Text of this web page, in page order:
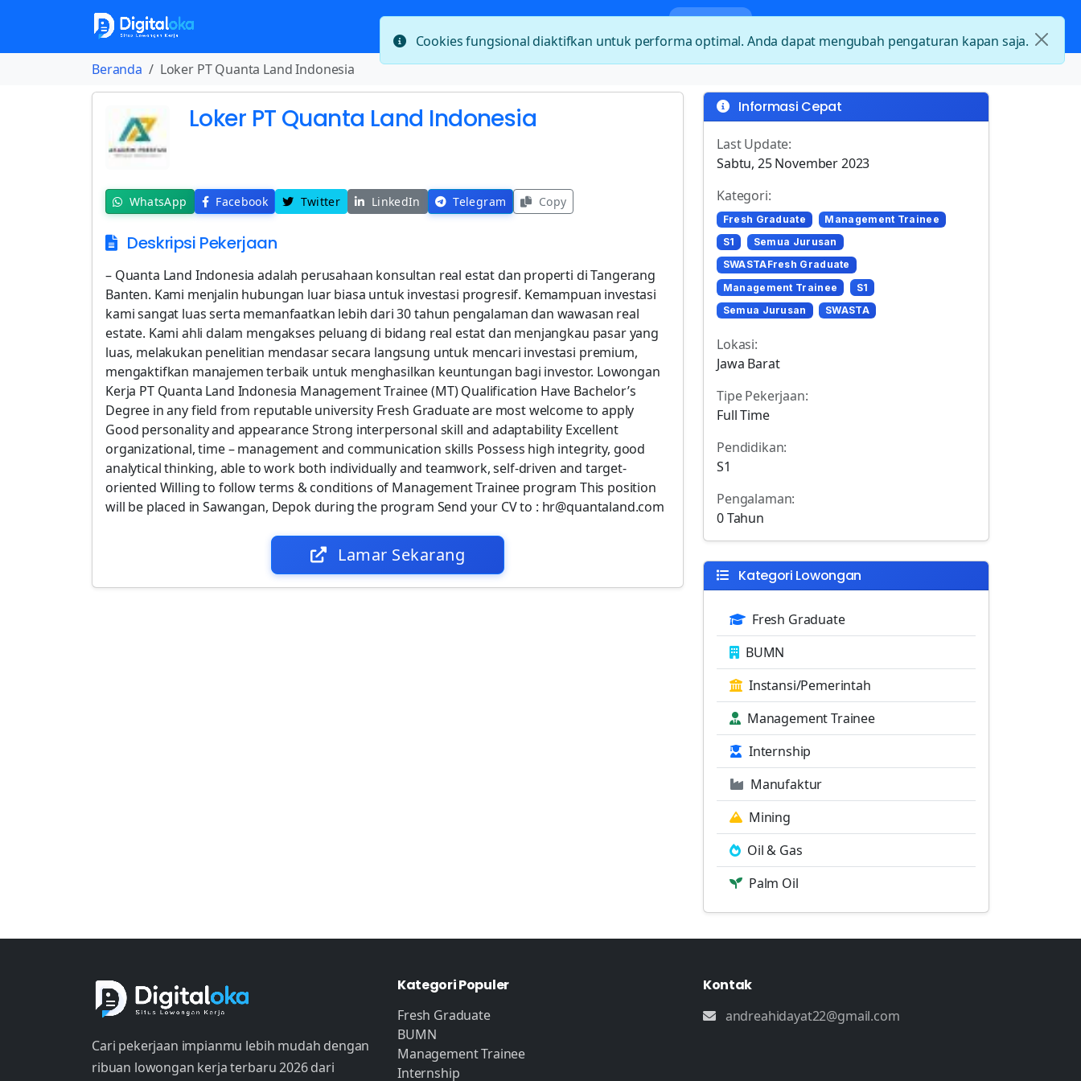
Beranda Loker PT Quanta Land Indonesia
Loker PT Quanta Land Indonesia
WhatsApp Facebook Twitter LinkedIn Telegram Copy
Deskripsi Pekerjaan
– Quanta Land Indonesia adalah perusahaan konsultan real estat dan properti di Tangerang
Banten. Kami menjalin hubungan luar biasa untuk investasi progresif. Kemampuan investasi
kami sangat luas serta memanfaatkan lebih dari 30 tahun pengalaman dan wawasan real
estate. Kami ahli dalam mengakses peluang di bidang real estat dan menjangkau pasar yang
luas, melakukan penelitian mendasar secara langsung untuk mencari investasi premium,
mengaktifkan manajemen terbaik untuk menghasilkan keuntungan bagi investor. Lowongan
Kerja PT Quanta Land Indonesia Management Trainee (MT) Qualification Have Bachelor’s
Degree in any field from reputable university Fresh Graduate are most welcome to apply
Good personality and appearance Strong interpersonal skill and adaptability Excellent
organizational, time – management and communication skills Possess high integrity, good
analytical thinking, able to work both individually and teamwork, self-driven and target-
oriented Willing to follow terms & conditions of Management Trainee program This position
will be placed in Sawangan, Depok during the program Send your CV to : hr@quantaland.com
Lamar Sekarang
Informasi Cepat
Last Update:
Sabtu, 25 November 2023
Kategori:
Fresh Graduate
Management Trainee
S1
Semua Jurusan
SWASTAFresh Graduate
Management Trainee
S1
Semua Jurusan
SWASTA
Lokasi:
Jawa Barat
Tipe Pekerjaan:
Full Time
Pendidikan:
S1
Pengalaman:
0 Tahun
Kategori Lowongan
Fresh Graduate
BUMN
Instansi/Pemerintah
Management Trainee
Internship
Manufaktur
Mining
Oil & Gas
Palm Oil
Cari pekerjaan impianmu lebih mudah dengan
ribuan lowongan kerja terbaru 2026 dari
Kategori Populer
Fresh Graduate
BUMN
Management Trainee
Internship
Kontak
andreahidayat22@gmail.com
Cookies fungsional diaktifkan untuk performa optimal. Anda dapat mengubah pengaturan kapan saja.